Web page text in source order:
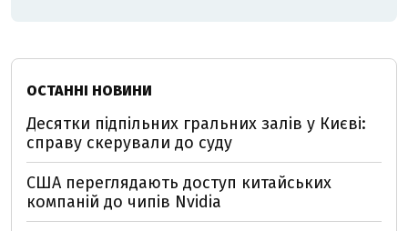
ОСТАННІ НОВИНИ
Десятки підпільних гральних залів у Києві:
справу скерували до суду
США переглядають доступ китайських
компаній до чипів Nvidia